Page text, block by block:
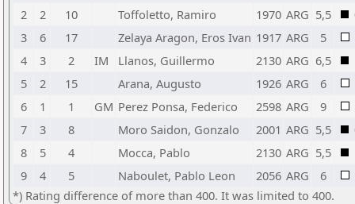
2
2 10 Toffoletto, Ramiro 1970 ARG 5,5
3
6 17 Zelaya Aragon, Eros Ivan 1917 ARG
5
4
3 2 IM Llanos, Guillermo 2130 ARG 6,5
5
2 15 Arana, Augusto 1926 ARG
6
6
1 1 GM Perez Ponsa, Federico 2598 ARG
9
7
3 8 Moro Saidon, Gonzalo 2001 ARG 5,5
8
5 4 Mocca, Pablo 2130 ARG 5,5
9
4 5 Naboulet, Pablo Leon 2056 ARG
6
*) Rating difference of more than 400. It was limited to 400.